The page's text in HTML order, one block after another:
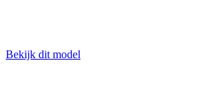
Bekijk dit model